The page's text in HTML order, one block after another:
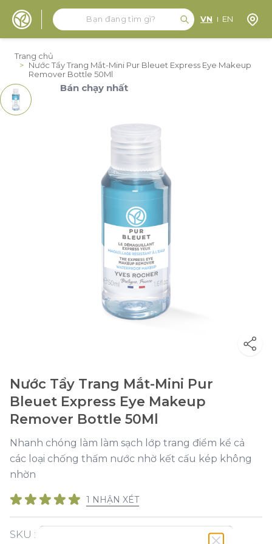
Tìm kiếm
Tìm kiếm
VN EN Định
Trang chủ
> Nước Tẩy Trang Mắt-Mini Pur Bleuet Express Eye Makeup
Remover Bottle 50Ml
Bán chạy nhất
Nước Tẩy Trang Mắt-Mini Pur
Bleuet Express Eye Makeup
Remover Bottle 50Ml
Nhanh chóng làm làm sạch lớp trang điểm kể cả
các loại chống thấm nước nhờ kết cấu kép không
nhờn
1 NHẬN XÉT
SKU :